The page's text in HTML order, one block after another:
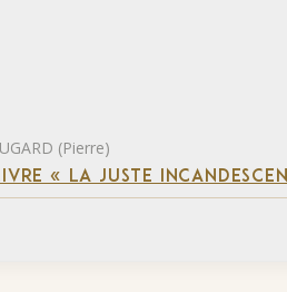
(Pierre)
« LA JUSTE